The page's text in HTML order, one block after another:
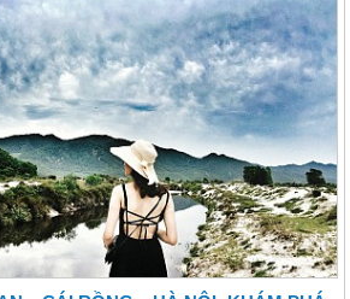
đến với quần đảo đẹp nức tiếng·Quan Lạn.
trong quần thể đảo rộng lớn trên Vịnh Bái Tử
được thiên nhiên hào phóng ban tặng nhiều
hội tụ đầy đủ những yếu tố của một danh
mà còn lưu giữ được rất nhiều những giá trị
đảo có diện tích lên đến 11 km vuông, trải
từ chân dãy núi Vân Đồn tới núi Gót, với
Đông như bức tường thành ngăn sóng gió từ
dân trên đảo. Chúng tôi đảm bảo sẽ mang
điều tuyệt vời và hấp dẫn khi quý khách tin
chúng tôi đồng hành cùng mình trong hành